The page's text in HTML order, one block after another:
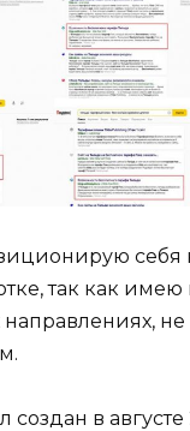
себя
так как имею
в августе